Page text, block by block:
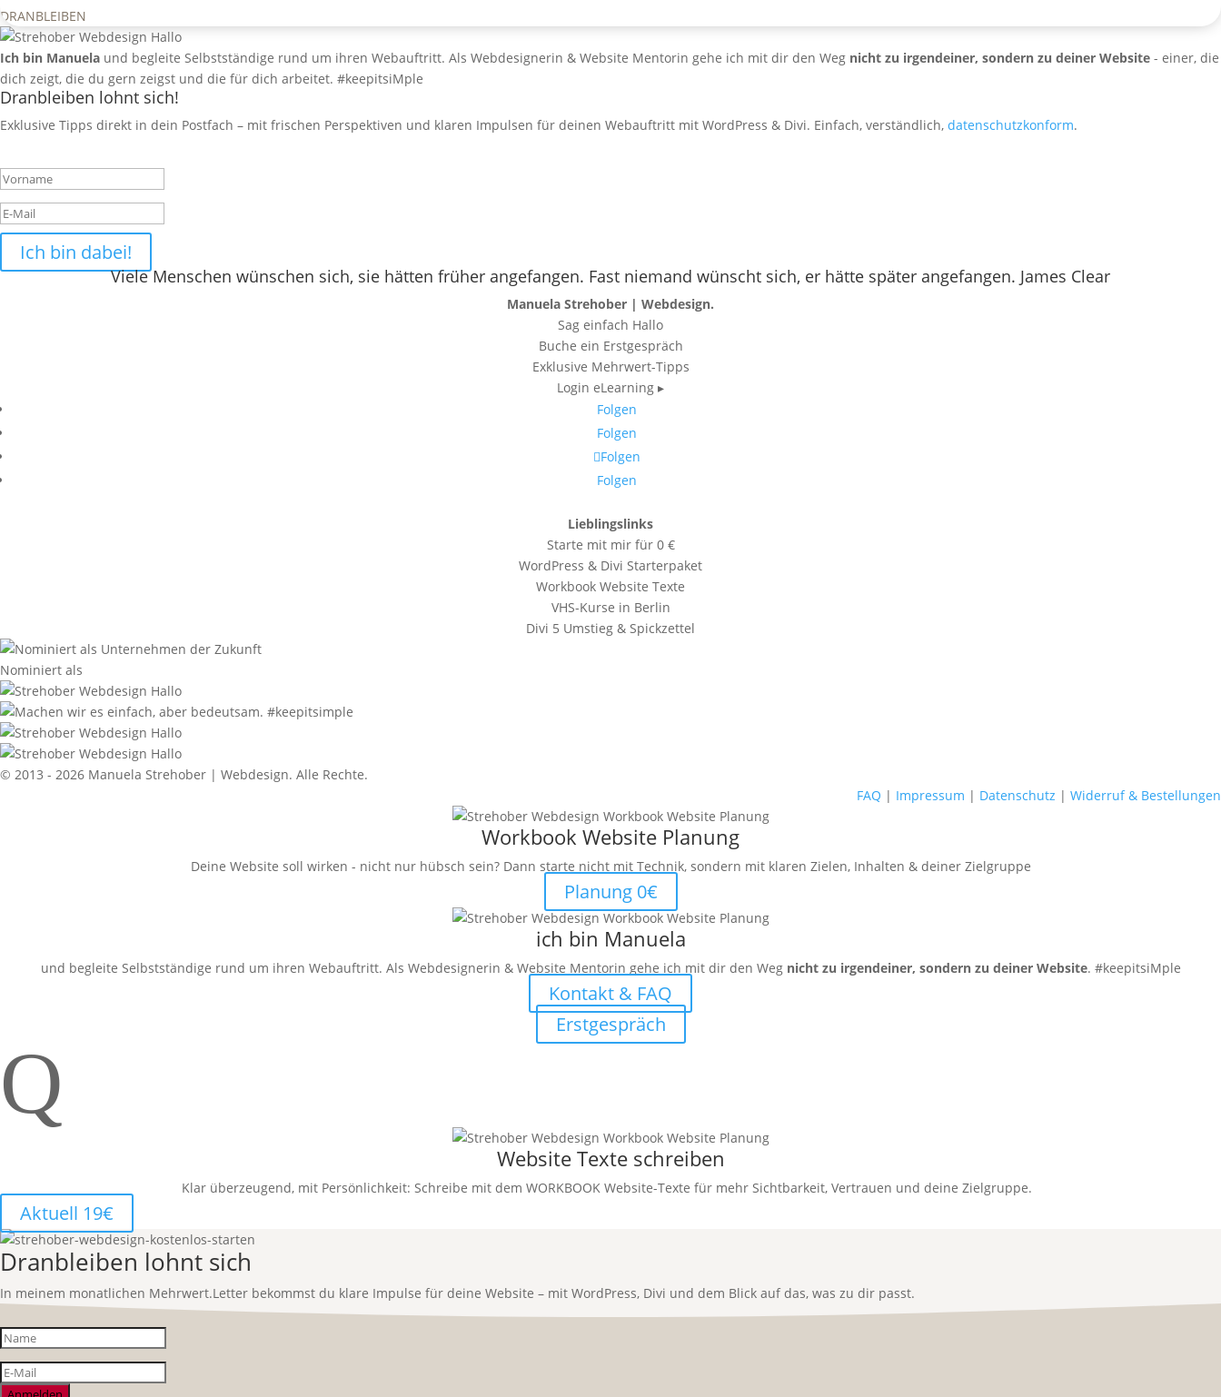
DRANBLEIBEN
Ich bin Manuela und begleite Selbstständige rund um ihren Webauftritt. Als Webdesignerin & Website Mentorin gehe ich mit dir den Weg nicht zu irgendeiner, sondern zu deiner Website - einer, die
dich zeigt, die du gern zeigst und die für dich arbeitet. #keepitsiMple
Dranbleiben lohnt sich!
Exklusive Tipps direkt in dein Postfach – mit frischen Perspektiven und klaren Impulsen für deinen Webauftritt mit WordPress & Divi. Einfach, verständlich, datenschutzkonform.
Ich bin dabei!
Viele Menschen wünschen sich, sie hätten früher angefangen. Fast niemand wünscht sich, er hätte später angefangen. James Clear
Manuela Strehober | Webdesign.
Sag einfach Hallo
Buche ein Erstgespräch
Exklusive Mehrwert-Tipps
Login eLearning ▸
Folgen
Folgen
Folgen
Folgen
Lieblingslinks
Starte mit mir für 0 €
WordPress & Divi Starterpaket
Workbook Website Texte
VHS-Kurse in Berlin
Divi 5 Umstieg & Spickzettel
Nominiert als
© 2013 - 2026 Manuela Strehober | Webdesign. Alle Rechte.
FAQ | Impressum | Datenschutz | Widerruf & Bestellungen
Workbook Website Planung
Deine Website soll wirken - nicht nur hübsch sein? Dann starte nicht mit Technik, sondern mit klaren Zielen, Inhalten & deiner Zielgruppe
Planung 0€
ich bin Manuela
und begleite Selbstständige rund um ihren Webauftritt. Als Webdesignerin & Website Mentorin gehe ich mit dir den Weg nicht zu irgendeiner, sondern zu deiner Website. #keepitsiMple
Kontakt & FAQ
Erstgespräch
Q
Website Texte schreiben
Klar überzeugend, mit Persönlichkeit: Schreibe mit dem WORKBOOK Website-Texte für mehr Sichtbarkeit, Vertrauen und deine Zielgruppe.
Aktuell 19€
Dranbleiben lohnt sich
In meinem monatlichen Mehrwert.Letter bekommst du klare Impulse für deine Website – mit WordPress, Divi und dem Blick auf das, was zu dir passt.